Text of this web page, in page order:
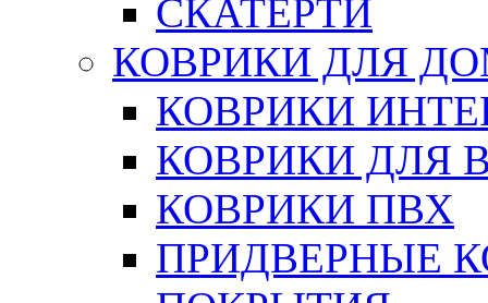
СКАТЕРТИ
КОВРИКИ ДЛЯ
КОВРИКИ
КОВРИКИ ДЛЯ
КОВРИКИ ПВХ
ПРИДВЕРНЫЕ